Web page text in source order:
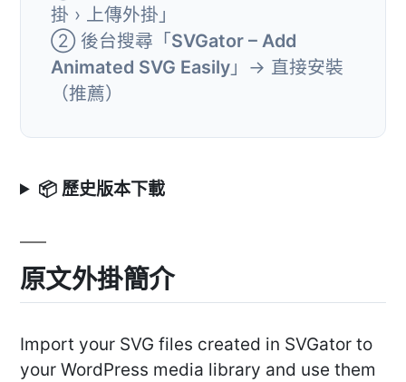
掛 › 上傳外掛」
② 後台搜尋「SVGator – Add
Animated SVG Easily 」→ 直接安裝
（推薦）
📦 歷史版本下載
原文外掛簡介
Import your SVG files created in SVGator to
your WordPress media library and use them